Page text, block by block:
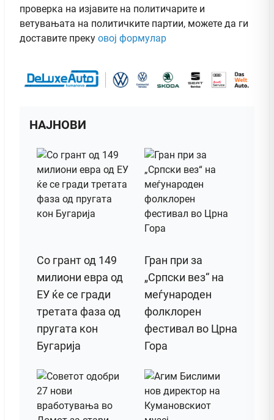
проверка на изјавите на политичарите и
ветувањата на политичките партии, можете да ги
доставите преку овој формулар
НАЈНОВИ
Со грант од 149
милиони евра од
ЕУ ќе се гради
третата фаза од
пругата кон
Бугарија
Гран при за
„Српски вез“ на
меѓународен
фолклорен
фестивал во Црна
Гора